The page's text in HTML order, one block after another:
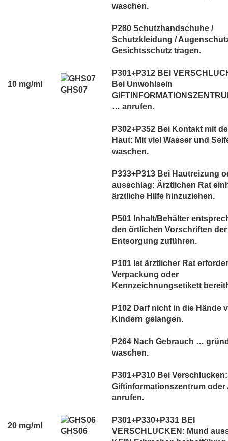
10 mg/ml
GHS07
waschen.
P280 Schutzhandschuhe /
Schutzkleidung /
Gesichtsschutz tragen.
P301+P312 BEI
Bei Unwohlsein
… anrufen.
P302+P352 Bei Kontakt mit
Haut: Mit viel Wasser und
waschen.
P333+P313 Bei Hautreizung
ausschlag: Ärztlichen Rat
ärztliche Hilfe hinzuziehen.
P501 Inhalt/Behälter
den örtlichen Vorschriften der
Entsorgung zuführen.
20 mg/ml
GHS06
P101 Ist ärztlicher Rat
Verpackung oder
Kennzeichnungsetikett
P102 Darf nicht in die Hände
Kindern gelangen.
P264 Nach Gebrauch …
waschen.
P301+P310 Bei
Giftinformationszentrum oder
anrufen.
P301+P330+P331 BEI
VERSCHLUCKEN: Mund